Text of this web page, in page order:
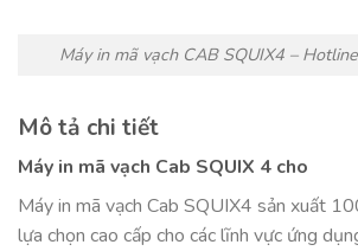
Máy in mã vạch CAB SQUIX4 –
Mô tả chi tiết
Máy in mã vạch Cab SQUIX 4 cho
Máy in mã vạch Cab SQUIX4 sản xuất
lựa chọn cao cấp cho các lĩnh vực ứng